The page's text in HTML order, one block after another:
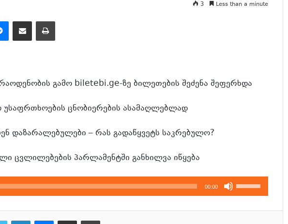
3 Less than a minute
გამო biletebi.ge-ზე ბილეთების შეძენა შეფერხდა
უსაფრთხოების ცნობიერების ასამაღლებლად
დაზარალებულები – რას გადაწყვეტს საკრებულო?
ცვლილებების პარლამენტში განხილვა იწყება
00:00
გამოიყენეთ
კლავჲშები